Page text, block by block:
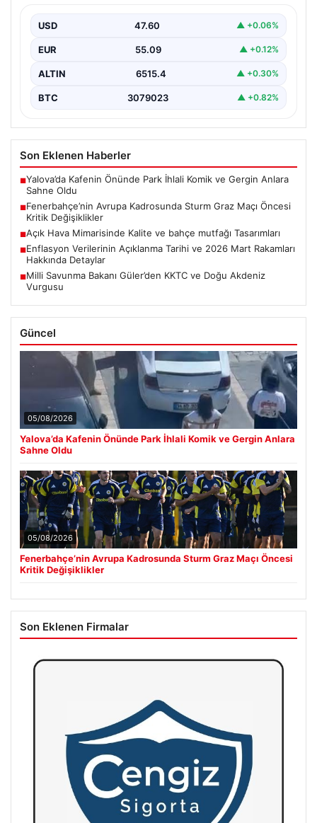
Fenerbahçe, UEFA Şampiyonlar Ligi 3. eleme turu ilk
USD 47.60 ▲ +0.06%
EUR 55.09 ▲ +0.12%
ALTIN 6515.4 ▲ +0.30%
BTC 3079023 ▲ +0.82%
Son Eklenen Haberler
■Yalova’da Kafenin Önünde Park İhlali Komik ve Gergin Anlara
Sahne Oldu
■Fenerbahçe’nin Avrupa Kadrosunda Sturm Graz Maçı Öncesi
Kritik Değişiklikler
■Açık Hava Mimarisinde Kalite ve bahçe mutfağı Tasarımları
■Enflasyon Verilerinin Açıklanma Tarihi ve 2026 Mart Rakamları
Hakkında Detaylar
■Milli Savunma Bakanı Güler’den KKTC ve Doğu Akdeniz
Vurgusu
Güncel
05/08/2026
Yalova’da Kafenin Önünde Park İhlali Komik ve Gergin Anlara
Sahne Oldu
05/08/2026
Fenerbahçe’nin Avrupa Kadrosunda Sturm Graz Maçı Öncesi
Kritik Değişiklikler
Son Eklenen Firmalar